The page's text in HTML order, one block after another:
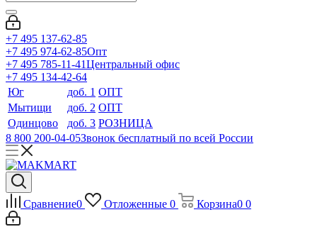
+7 495 137-62-85
+7 495 974-62-85Опт
+7 495 785-11-41Центральный офис
+7 495 134-42-64
Юг
доб. 1 ОПТ
Мытищи
доб. 2 ОПТ
Одинцово
доб. 3 РОЗНИЦА
8 800 200-04-05Звонок бесплатный по всей России
Сравнение0 Отложенные 0 Корзина0 0